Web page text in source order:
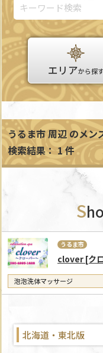
エリアから探
うるま市 周辺のメ
検索結果： 1 件
S
うるま市
clover [ク
泡泡洗体マッサージ
北海道・東北版